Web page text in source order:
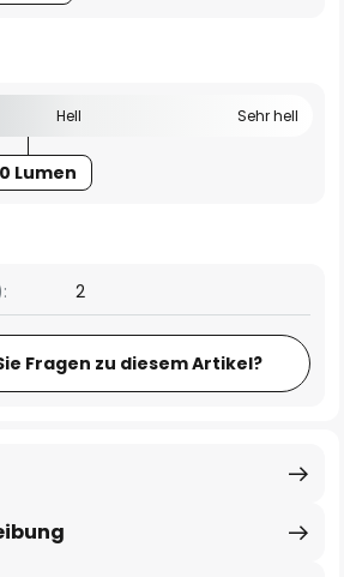
Hell Sehr hell
Lumen
2
Fragen zu diesem Artikel?